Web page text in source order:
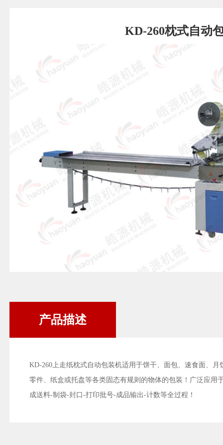
KD-260枕式自动
产品描述
KD-260上走纸枕式自动包装机适用于饼干、面包、速食面、月
零件、纸盒或托盘等各类固态有规则的物体的包装！广泛应用
成送料-制袋-封口-打印批号-成品输出-计数等全过程！